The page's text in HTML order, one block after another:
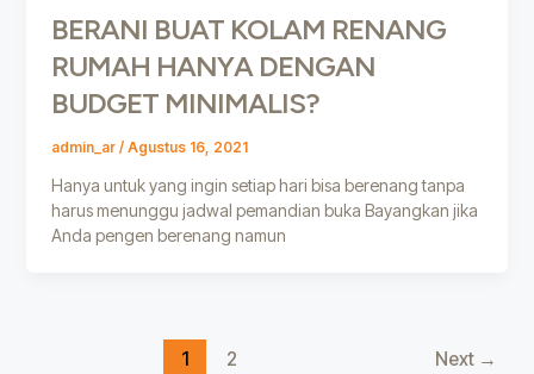
BERANI BUAT KOLAM RENANG
RUMAH HANYA DENGAN
BUDGET MINIMALIS?
admin_ar / Agustus 16, 2021
Hanya untuk yang ingin setiap hari bisa berenang tanpa
harus menunggu jadwal pemandian buka Bayangkan jika
Anda pengen berenang namun
1 2 Next →